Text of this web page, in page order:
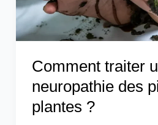
Comment traiter
neuropathie des
plantes ?
les
plantes
?